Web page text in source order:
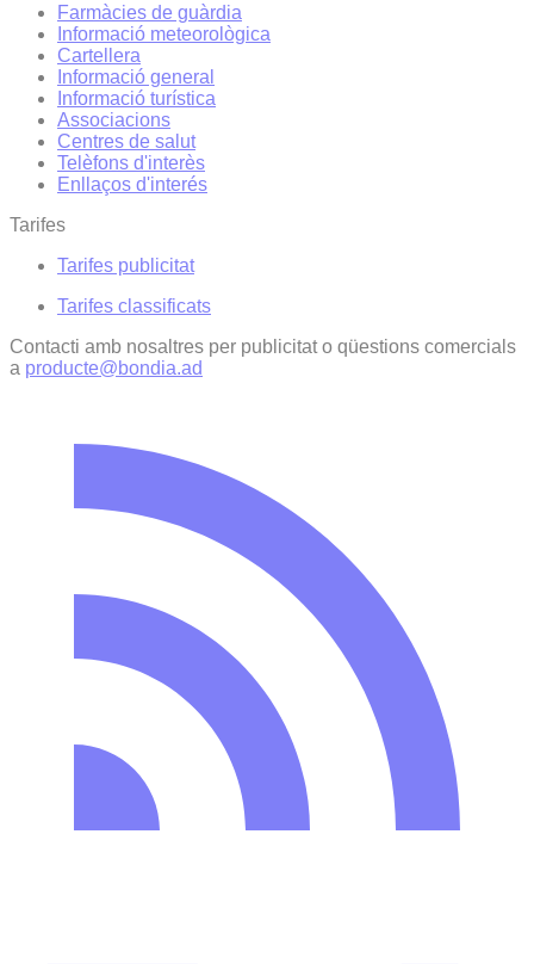
Farmàcies de guàrdia
Informació meteorològica
Cartellera
Informació general
Informació turística
Associacions
Centres de salut
Telèfons d'interès
Enllaços d'interés
Tarifes
Tarifes publicitat
Tarifes classificats
Contacti amb nosaltres per publicitat o qüestions comercials
a producte@bondia.ad